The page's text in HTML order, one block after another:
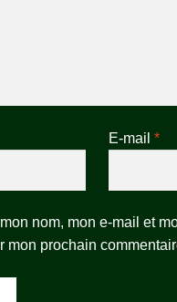
E-mail*
nom, mon e-mail et
mon prochain